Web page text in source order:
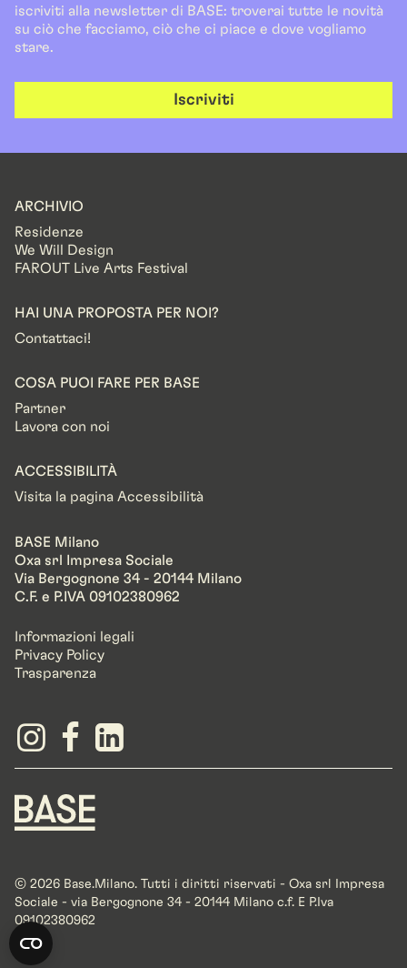
iscriviti alla newsletter di BASE: troverai tutte le novità
su ciò che facciamo, ciò che ci piace e dove vogliamo
stare.
Iscriviti
ARCHIVIO
Residenze
We Will Design
FAROUT Live Arts Festival
HAI UNA PROPOSTA PER NOI?
Contattaci!
COSA PUOI FARE PER BASE
Partner
Lavora con noi
ACCESSIBILITÀ
Visita la pagina Accessibilità
BASE Milano
Oxa srl Impresa Sociale
Via Bergognone 34 - 20144 Milano
C.F. e P.IVA 09102380962
Informazioni legali
Privacy Policy
Trasparenza
© 2026 Base.Milano. Tutti i diritti riservati - Oxa srl Impresa
Sociale - via Bergognone 34 - 20144 Milano c.f. E P.Iva
09102380962